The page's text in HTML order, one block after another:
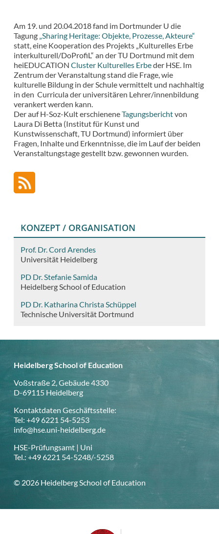
Am 19. und 20.04.2018 fand im Dortmunder U die
Tagung „Sharing Heritage: Objekte, Prozesse, Akteure“
statt, eine Kooperation des Projekts „Kulturelles Erbe
interkulturell/DoProfiL“ an der TU Dortmund mit dem
heiEDUCATION Cluster Kulturelles Erbeder HSE. Im
Zentrum der Veranstaltung stand die Frage, wie
kulturelle Bildung in der Schule vermittelt und nachhaltig
in den Curricula der universitären Lehrer/innenbildung
verankert werden kann.
Der auf H-Soz-Kult erschieneneTagungsberichtvon
Laura Di Betta (Institut für Kunst und
Kunstwissenschaft, TU Dortmund) informiert über
Fragen, Inhalte und Erkenntnisse, die im Lauf der beiden
Veranstaltungstage gestellt bzw. gewonnen wurden.
KONZEPT / ORGANISATION
Prof. Dr. Cord Arendes
Universität Heidelberg
PD Dr. Stefanie Samida
Heidelberg School of Education
PD Dr. Katharina Christa Schüppel
Technische Universität Dortmund
Heidelberg School of Education
Voßstraße 2, Gebäude 4330
D-69115 Heidelberg
Kontaktdaten Geschäftsstelle:
Tel: +49 6221 54-5253
info@hse.uni-heidelberg.de
HSE-Prüfungsamt | Uni
Tel.: +49 6221 54-5248/-5258
© 2026 Heidelberg School of Education